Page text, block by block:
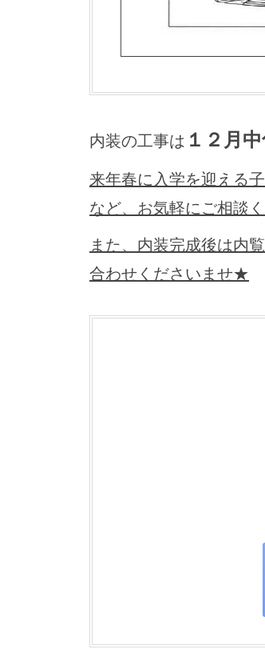
内装の工事は １２月
来年春に入学を迎える
など、お気軽にご相談く
また、内装完成後は内
合わせくださいませ★